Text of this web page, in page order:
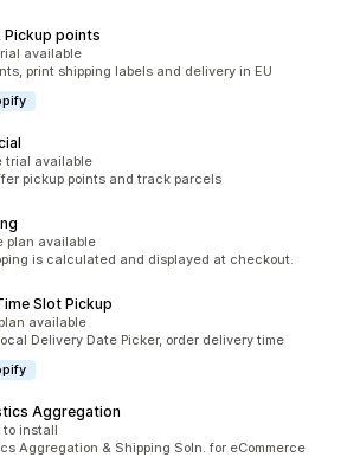
Pickup points
available
print shipping labels and delivery in EU
trial available
pickup points and track parcels
plan available
is calculated and displayed at checkout.
Slot Pickup
available
Delivery Date Picker, order delivery time
Aggregation
to install
Aggregation & Shipping Soln. for eCommerce